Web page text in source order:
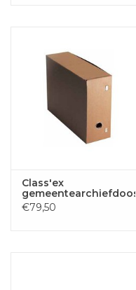
Class'ex
gemeentearchiefdoos
€79,50